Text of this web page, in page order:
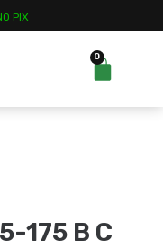
PIX
0
175 B C